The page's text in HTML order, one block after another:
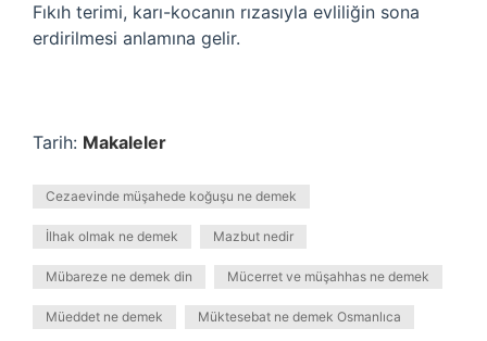
Fıkıh terimi, karı-kocanın rızasıyla evliliğin sona
erdirilmesi anlamına gelir.
Tarih: Makaleler
Cezaevinde müşahede koğuşu ne demek
İlhak olmak ne demek Mazbut nedir
Mübareze ne demek din Mücerret ve müşahhas ne demek
Müeddet ne demek Müktesebat ne demek Osmanlıca